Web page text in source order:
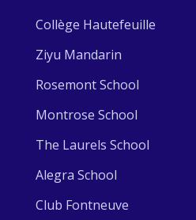
Collège Hautefeuille
Ziyu Mandarin
Rosemont School
Montrose School
The Laurels School
Alegra School
Club Fontneuve